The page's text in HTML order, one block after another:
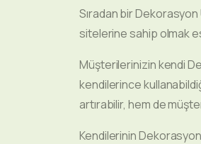
Sıradan bir
sitelerine sahip olmak
Müşterilerinizin kendi
kendilerince
artırabilir, hem de
Kendilerinin